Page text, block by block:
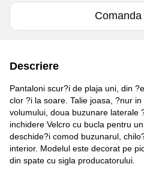
Descriere
Pantaloni scur?i de plaja uni, din
clor ?i la soare. Talie joasa, ?nur
volumului, doua buzunare laterale
inchidere Velcro cu bucla pentru
deschide?i comod buzunarul,
interior. Modelul este decorat pe
din spate cu sigla producatorului.